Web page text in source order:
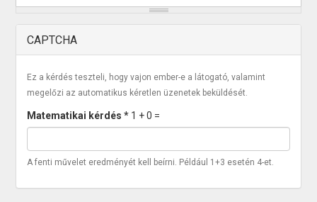
CAPTCHA
Ez a kérdés teszteli, hogy vajon ember-e a látogató, valamint
megelőzi az automatikus kéretlen üzenetek beküldését.
Matematikai kérdés* 1 + 0 =
A fenti művelet eredményét kell beírni. Például 1+3 esetén 4-et.